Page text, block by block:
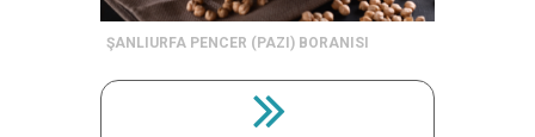
ŞANLIURFA PENCER (PAZI) BORANISI